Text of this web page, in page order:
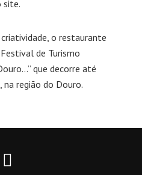
site.
o restaurante
de Turismo
que decorre até
na região do Douro.